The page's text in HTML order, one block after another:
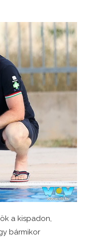
a kispadon,
bármikor